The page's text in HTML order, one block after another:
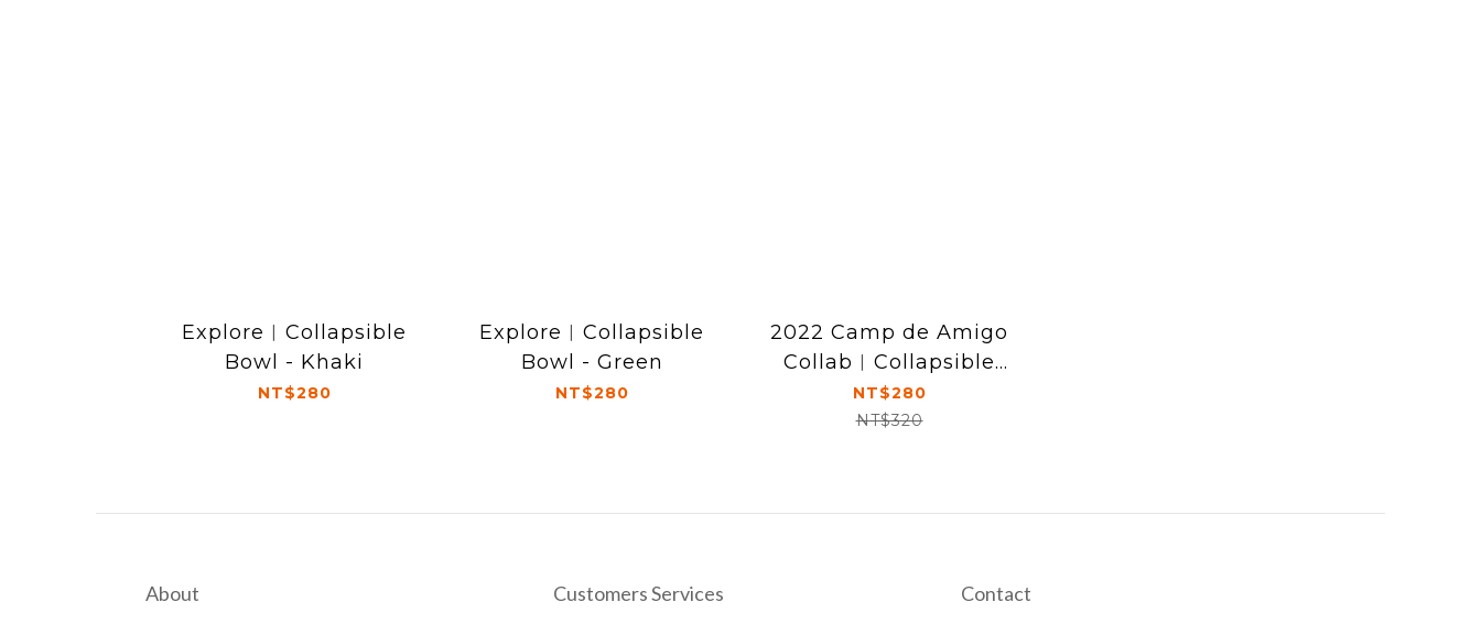
Explore︱Collapsible
Bowl - Khaki
NT$280
Explore︱Collapsible
Bowl - Green
NT$280
2022 Camp de Amigo
Collab︱Collapsible
Bowl
NT$280
NT$320
About Customers Services Contact